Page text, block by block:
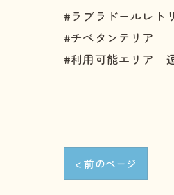
#ラブラドールレト
#チベタンテリア
#利用可能エリ
< 前のページ